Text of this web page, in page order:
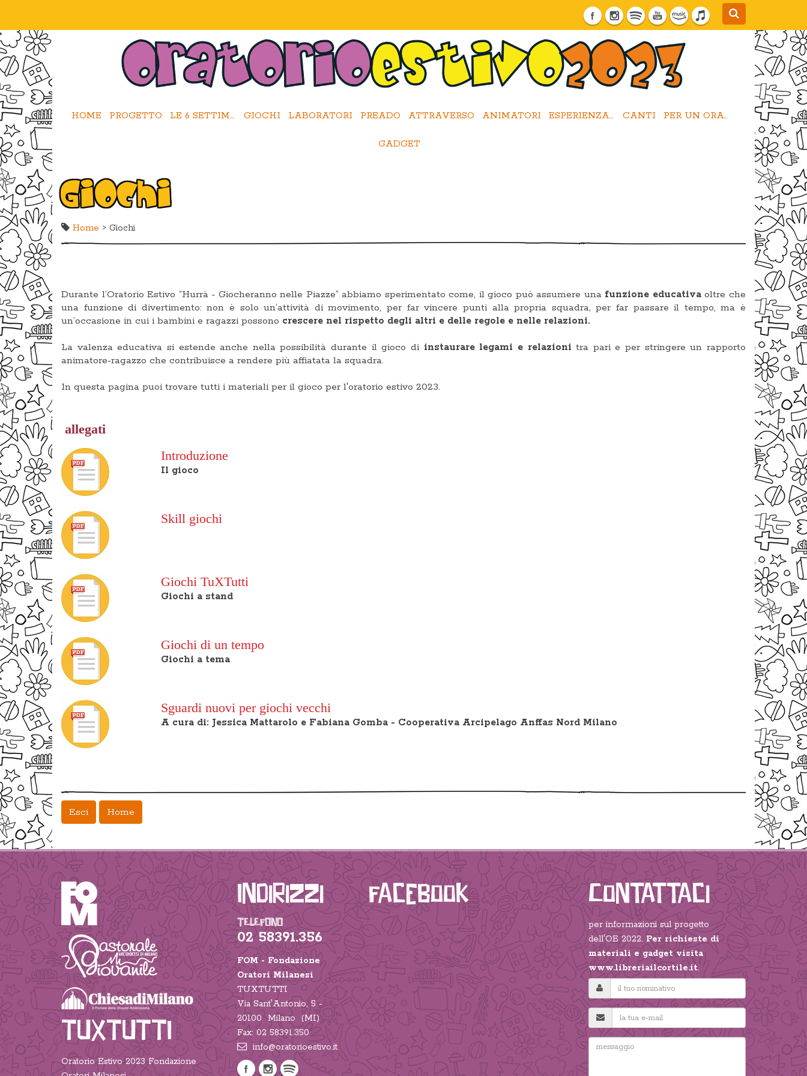
HOME PROGETTO LE 6 SETTIMANE GIOCHI LABORATORI PREADO ATTRAVERSO ANIMATORI ESPERIENZA DI CURA CANTI PER UN ORATORIO INCLUSIVO
GADGET
Giochi
Home > Giochi
Durante l’Oratorio Estivo “Hurrà - Giocheranno nelle Piazze” abbiamo sperimentato come, il gioco può assumere una funzione educativaoltre che
una funzione di divertimento: non è solo un’attività di movimento, per far vincere punti alla propria squadra, per far passare il tempo, ma è
un’occasione in cui i bambini e ragazzi possono crescere nel rispetto degli altri e delle regole e nelle relazioni.
La valenza educativa si estende anche nella possibilità durante il gioco di instaurare legami e relazionitra pari e per stringere un rapporto
animatore-ragazzo che contribuisce a rendere più affiatata la squadra.
In questa pagina puoi trovare tutti i materiali per il gioco per l'oratorio estivo 2023.
allegati
Introduzione
Il gioco
Skill giochi
Giochi TuXTutti
Giochi a stand
Giochi di un tempo
Giochi a tema
Sguardi nuovi per giochi vecchi
A cura di: Jessica Mattarolo e Fabiana Gomba - Cooperativa Arcipelago Anffas Nord Milano
Esci Home
TUXTUTTI
Oratorio Estivo 2023 Fondazione
Indirizzi
TELEFONO
02 58391.356
FOM - Fondazione
Oratori Milanesi
TUXTUTTI
Via Sant'Antonio, 5 -
20100 Milano (MI)
Fax: 02 58391.350
info@oratorioestivo.it
Facebook Contattaci
per informazioni sul progetto
dell'OE 2022. Per richieste di
materiali e gadget visita
www.libreriailcortile.it.